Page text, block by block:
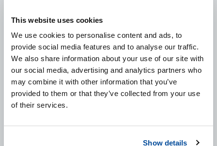
This website uses cookies
We use cookies to personalise content and ads, to
provide social media features and to analyse our traffic.
We also share information about your use of our site with
our social media, advertising and analytics partners who
may combine it with other information that you’ve
provided to them or that they’ve collected from your use
of their services.
Show details
ROYAL FOAM PLUS FRUIT BOMB
Royal Foam + Fruit Bomb is een hoog geconcentreerde
shampoo. De Royal Foam + Fruit Bomb geeft een vol en
gecombineerd met een intense geur, wordt het wassen